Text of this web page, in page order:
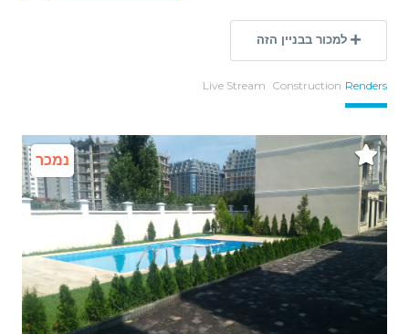
למכור בבניין הזה
Renders
Construction
Live Stream
נמכר